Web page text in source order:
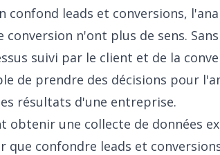
confond leads et conversions,
conversion n'ont plus de sens.
suivi par le client et de la
de prendre des décisions pour
résultats d'une entreprise.
obtenir une collecte de données
que confondre leads et